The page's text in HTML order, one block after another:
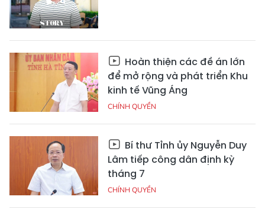
Hoàn thiện các đề án lớn
để mở rộng và phát triển Khu
kinh tế Vũng Áng
CHÍNH QUYỀN
Bí thư Tỉnh ủy Nguyễn Duy
Lâm tiếp công dân định kỳ
tháng 7
CHÍNH QUYỀN